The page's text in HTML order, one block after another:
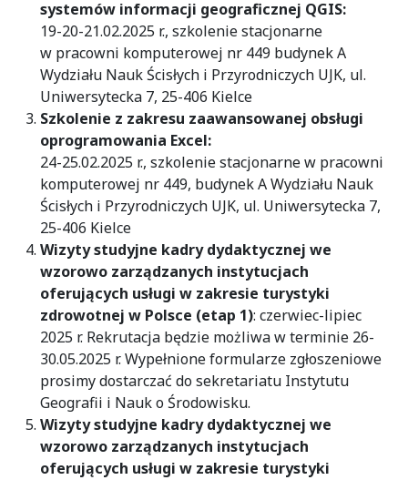
systemów informacji geograficznej QGIS:
19-20-21.02.2025 r., szkolenie stacjonarne
w pracowni komputerowej nr 449 budynek A
Wydziału Nauk Ścisłych i Przyrodniczych UJK, ul.
Uniwersytecka 7, 25-406 Kielce
Szkolenie z zakresu zaawansowanej obsługi
oprogramowania Excel:
24-25.02.2025 r., szkolenie stacjonarne w pracowni
komputerowej nr 449, budynek A Wydziału Nauk
Ścisłych i Przyrodniczych UJK, ul. Uniwersytecka 7,
25-406 Kielce
Wizyty studyjne kadry dydaktycznej we
wzorowo zarządzanych instytucjach
oferujących usługi w zakresie turystyki
zdrowotnej w Polsce (etap 1): czerwiec-lipiec
2025 r. Rekrutacja będzie możliwa w terminie 26-
30.05.2025 r. Wypełnione formularze zgłoszeniowe
prosimy dostarczać do sekretariatu Instytutu
Geografii i Nauk o Środowisku.
Wizyty studyjne kadry dydaktycznej we
wzorowo zarządzanych instytucjach
oferujących usługi w zakresie turystyki